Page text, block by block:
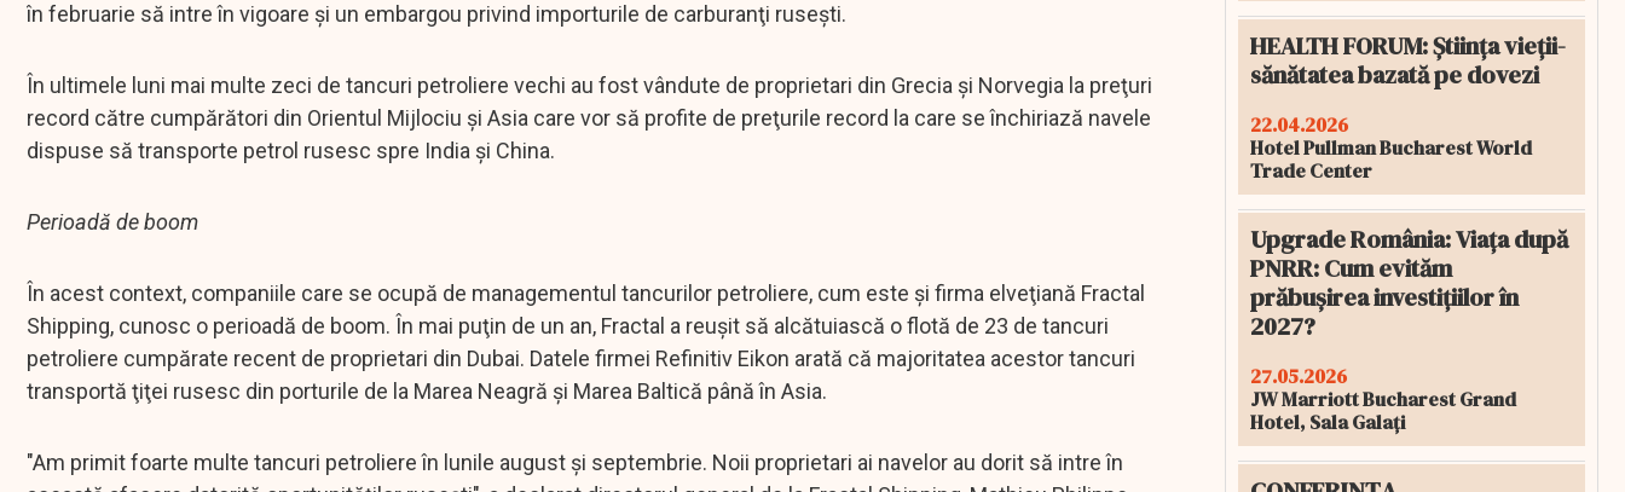
în februarie să intre în vigoare şi un embargou privind importurile de carburanţi ruseşti.
În ultimele luni mai multe zeci de tancuri petroliere vechi au fost vândute de proprietari din Grecia şi Norvegia la preţuri
record către cumpărători din Orientul Mijlociu şi Asia care vor să profite de preţurile record la care se închiriază navele
dispuse să transporte petrol rusesc spre India şi China.
Perioadă de boom
În acest context, companiile care se ocupă de managementul tancurilor petroliere, cum este şi firma elveţiană Fractal
Shipping, cunosc o perioadă de boom. În mai puţin de un an, Fractal a reuşit să alcătuiască o flotă de 23 de tancuri
petroliere cumpărate recent de proprietari din Dubai. Datele firmei Refinitiv Eikon arată că majoritatea acestor tancuri
transportă ţiţei rusesc din porturile de la Marea Neagră şi Marea Baltică până în Asia.
"Am primit foarte multe tancuri petroliere în lunile august şi septembrie. Noii proprietari ai navelor au dorit să intre în
HEALTH FORUM: Știința vieții-
sănătatea bazată pe dovezi
22.04.2026
Hotel Pullman Bucharest World
Trade Center
Upgrade România: Viața după
PNRR: Cum evităm
prăbușirea investițiilor în
2027?
27.05.2026
JW Marriott Bucharest Grand
Hotel, Sala Galați